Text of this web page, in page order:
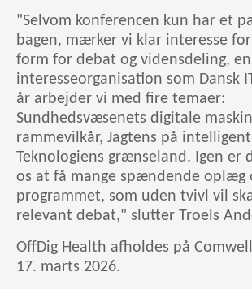
"Selvom konferencen kun har et
bagen, mærker vi klar interesse
form for debat og vidensdeling,
interesseorganisation som Dansk
år arbejder vi med fire temaer:
Sundhedsvæsenets digitale
rammevilkår, Jagtens på
Teknologiens grænseland. Igen er
os at få mange spændende oplæg
programmet, som uden tvivl vil
relevant debat," slutter Troels
OffDig Health afholdes på
17. marts 2026.